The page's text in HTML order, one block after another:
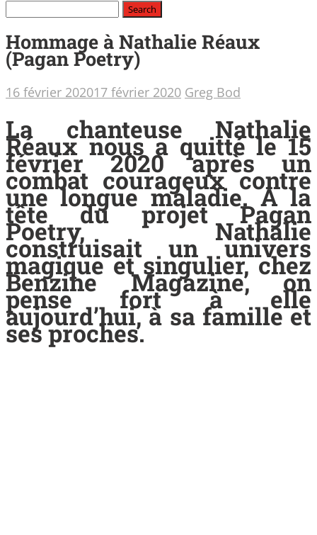
Hommage à Nathalie Réaux
(Pagan Poetry)
16 février 202017 février 2020 Greg Bod
La chanteuse Nathalie
Réaux nous a quitté le 15
février 2020 après un
combat courageux contre
une longue maladie. A la
tête du projet Pagan
Poetry, Nathalie
construisait un univers
magique et singulier, chez
Benzine Magazine, on
pense fort à elle
aujourd’hui, à sa famille et
ses proches.